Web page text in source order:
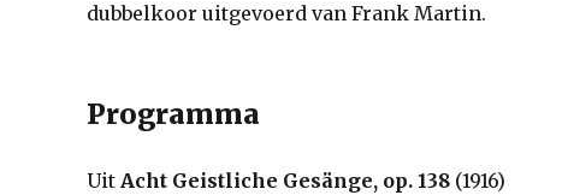
dubbelkoor uitgevoerd van Frank Martin.
Programma
Uit Acht Geistliche Gesänge, op. 138 (1916)